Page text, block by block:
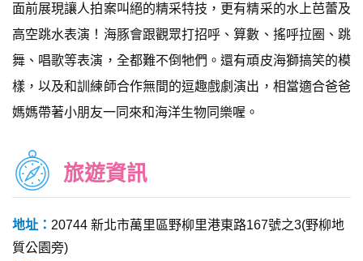
面前展現讓人拍案叫絕的精采特技，更有精采的水上芭蕾及
高空跳水表演！海豚會跟觀眾打招呼、算數、搖呼拉圈、跳
舞、唱歌等表演，全都難不倒牠們。還有頑皮海獅搞笑的模
樣，以及和訓練師合作無間的逗趣戲劇演出，相當適合爸爸
媽媽帶著小朋友一同來和海洋生物同樂喔。
旅遊資訊
地址： 20744 新北市萬里區野柳里港東路167號之3(野柳地
質公園旁)